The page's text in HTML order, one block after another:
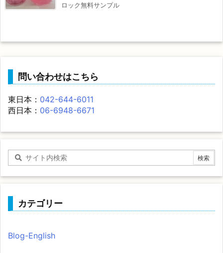
ロック無料サンプル
問い合わせはこちら
東日本： 042-644-6011
西日本： 06-6948-6671
カテゴリー
Blog-English